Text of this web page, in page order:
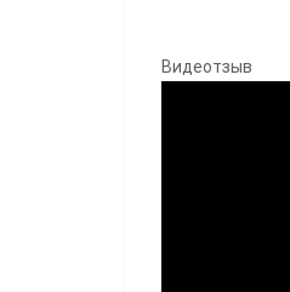
Видеотзыв